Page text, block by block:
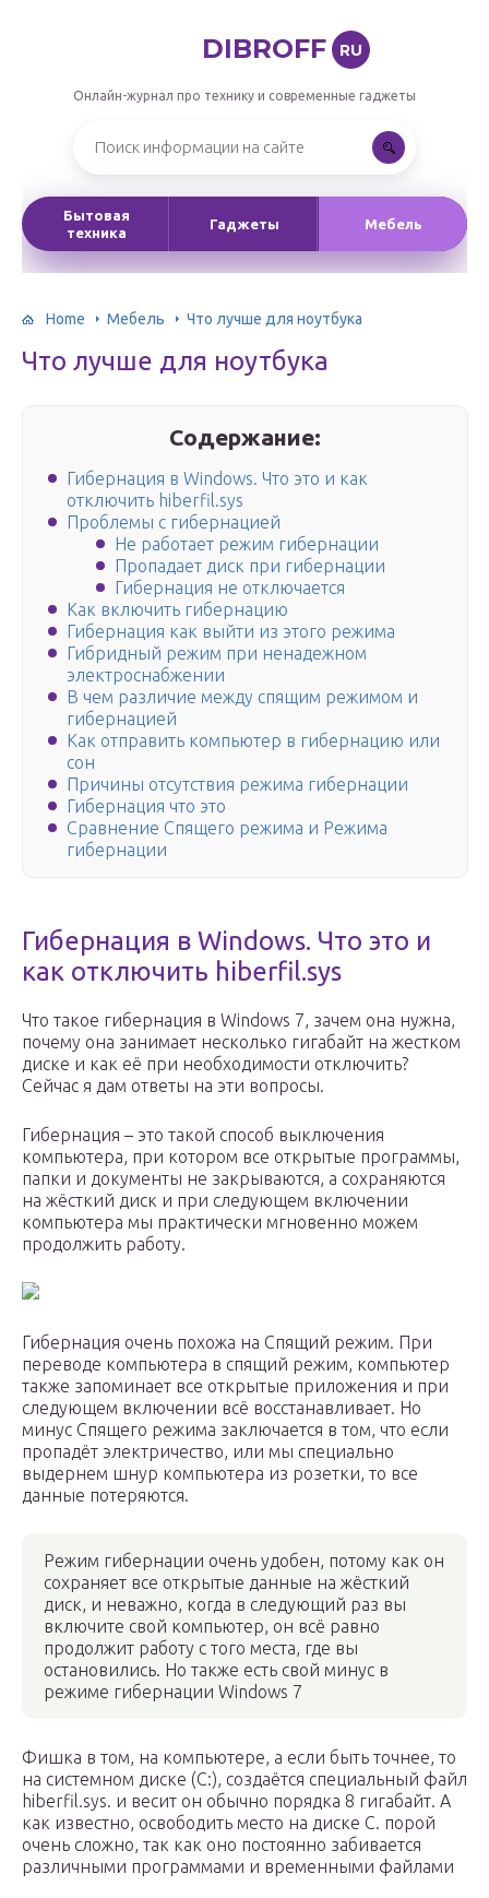
DIBROFF RU
Онлайн-журнал про технику и современные гаджеты
Бытовая
техника
Гаджеты Мебель
Home Мебель Что лучше для ноутбука
Что лучше для ноутбука
Содержание:
Гибернация в Windows. Что это и как
отключить hiberfil.sys
Проблемы с гибернацией
Не работает режим гибернации
Пропадает диск при гибернации
Гибернация не отключается
Как включить гибернацию
Гибернация как выйти из этого режима
Гибридный режим при ненадежном
электроснабжении
В чем различие между спящим режимом и
гибернацией
Как отправить компьютер в гибернацию или
сон
Причины отсутствия режима гибернации
Гибернация что это
Сравнение Спящего режима и Режима
гибернации
Гибернация в Windows. Что это и
как отключить hiberfil.sys
Что такое гибернация в Windows 7, зачем она нужна,
почему она занимает несколько гигабайт на жестком
диске и как её при необходимости отключить?
Сейчас я дам ответы на эти вопросы.
Гибернация – это такой способ выключения
компьютера, при котором все открытые программы,
папки и документы не закрываются, а сохраняются
на жёсткий диск и при следующем включении
компьютера мы практически мгновенно можем
продолжить работу.
Гибернация очень похожа на Спящий режим. При
переводе компьютера в спящий режим, компьютер
также запоминает все открытые приложения и при
следующем включении всё восстанавливает. Но
минус Спящего режима заключается в том, что если
пропадёт электричество, или мы специально
выдернем шнур компьютера из розетки, то все
данные потеряются.
Режим гибернации очень удобен, потому как он
сохраняет все открытые данные на жёсткий
диск, и неважно, когда в следующий раз вы
включите свой компьютер, он всё равно
продолжит работу с того места, где вы
остановились. Но также есть свой минус в
режиме гибернации Windows 7
Фишка в том, на компьютере, а если быть точнее, то
на системном диске (C:), создаётся специальный файл
hiberfil.sys. и весит он обычно порядка 8 гигабайт. А
как известно, освободить место на диске С. порой
очень сложно, так как оно постоянно забивается
различными программами и временными файлами